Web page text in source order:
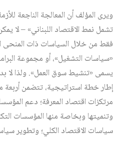
ويرى المؤلف أن المعالجة الناجعة
تشمل نمط الاقتصاد اللبناني» – لا
فقط من خلال السياسات ذات المنحى
«سياسات التشغيل»، أو مجموعة
يسمى «تنشيط سوق العمل». ولذا لا
إطار خطة استراتيجية، تتضمن
مرتكزات اقتصاد المعرفة؛ دعم
وتنميتها وبخاصة منها المؤسسات
سياسات الاقتصاد الكلي؛ وتطوير